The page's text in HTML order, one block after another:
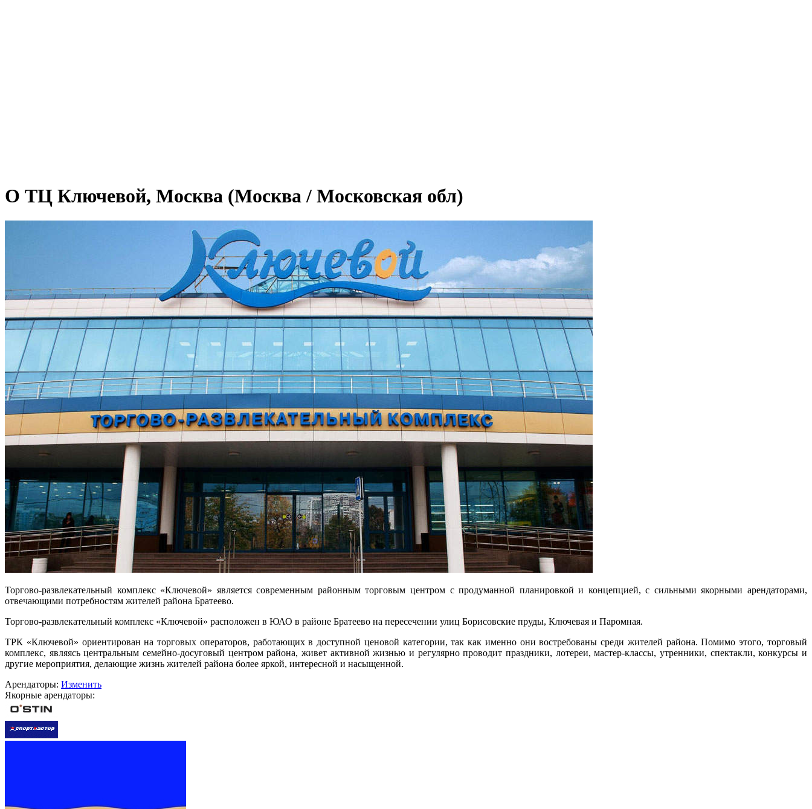
О ТЦ Ключевой, Москва (Москва / Московская обл)
Торгово-развлекательный комплекс «Ключевой» является современным районным торговым центром с продуманной планировкой и концепцией, с сильными якорными арендаторами,
отвечающими потребностям жителей района Братеево.
Торгово-развлекательный комплекс «Ключевой» расположен в ЮАО в районе Братеево на пересечении улиц Борисовские пруды, Ключевая и Паромная.
ТРК «Ключевой» ориентирован на торговых операторов, работающих в доступной ценовой категории, так как именно они востребованы среди жителей района. Помимо этого, торговый
комплекс, являясь центральным семейно-досуговый центром района, живет активной жизнью и регулярно проводит праздники, лотереи, мастер-классы, утренники, спектакли, конкурсы и
другие мероприятия, делающие жизнь жителей района более яркой, интересной и насыщенной.
Арендаторы: Изменить
Якорные арендаторы: